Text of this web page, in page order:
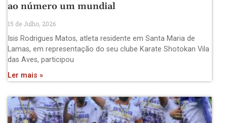
ao número um mundial
15 de Julho, 2026
Isis Rodrigues Matos, atleta residente em Santa Maria de
Lamas, em representação do seu clube Karate Shotokan Vila
das Aves, participou
Ler mais »